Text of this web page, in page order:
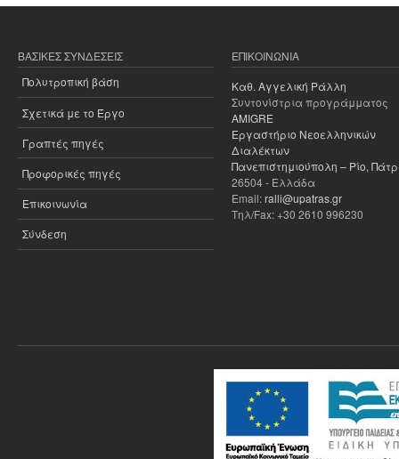
ΒΑΣΙΚΈΣ ΣΥΝΔΈΣΕΙΣ
Πολυτροπική βάση
Σχετικά με το Έργο
Γραπτές πηγές
Προφορικές πηγές
Επικοινωνία
Σύνδεση
ΕΠΙΚΟΙΝΩΝΊΑ
Καθ. Αγγελική Ράλλη
Συντονίστρια προγράμματος
AMIGRE
Εργαστήριο Νεοελληνικών
Διαλέκτων
Πανεπιστημιούπολη – Ρίο,
26504 - Ελλάδα
Email:ralli@upatras.gr
Τηλ/Fax: +30 2610 996230